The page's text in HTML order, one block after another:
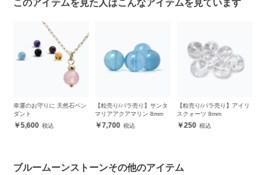
このアイテムを見た人はこんなアイテムを見ています
【粒売り/バラ売り】サンタ
マリアアクアマリン 8mm
7,700
【粒売り/バラ売り】アイリ
スクォーツ 8mm
250
【粒売り/バラ売り】ブルー
ムーンストーン 6mm
1,100
ブルームーンストーンその他のアイテム